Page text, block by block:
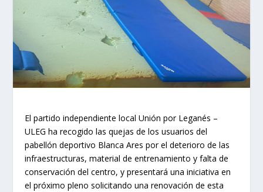
El partido independiente local Unión por Leganés –
ULEG ha recogido las quejas de los usuarios del
pabellón deportivo Blanca Ares por el deterioro de las
infraestructuras, material de entrenamiento y falta de
conservación del centro, y presentará una iniciativa en
el próximo pleno solicitando una renovación de esta